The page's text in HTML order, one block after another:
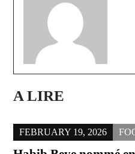
A LIRE
FEBRUARY 19, 2026